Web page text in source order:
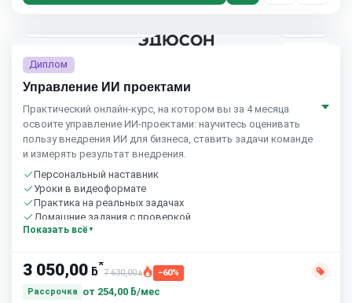
Диплом
Управление ИИ проектами
Практический онлайн-курс, на котором вы за 4 месяца
освоите управление ИИ-проектами: научитесь оценивать
пользу внедрения ИИ для бизнеса, ставить задачи команде
и измерять результат внедрения.
Персональный наставник
Уроки в видеоформате
Практика на реальных задачах
Домашние задания с проверкой
Бесплатный пробный урок
Показать всё
3 050,00 ƃ*
7 630,00ƃ
−60%
Рассрочка
от 254,00 ƃ/мес